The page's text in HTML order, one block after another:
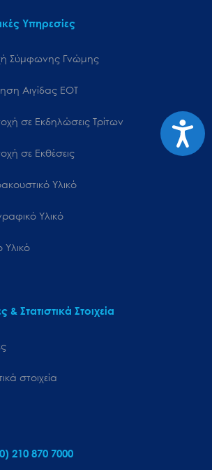
Υπηρεσίες
Σύμφωνης Γνώμης
Αιγίδας ΕΟΤ
σε Εκδηλώσεις Τρίτων
σε Εκθέσεις
Υλικό
Υλικό
Υλικό
& Στατιστικά Στοιχεία
στοιχεία
210 870 7000